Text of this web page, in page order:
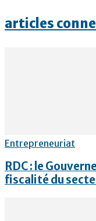
articles
Entrepreneuriat
RDC : le
fiscalité du